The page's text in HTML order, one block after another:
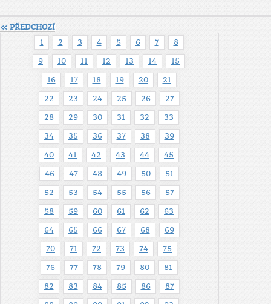
« PŘEDCHOZÍ
1
2 3 4 5 6 7 8
9 10 11 12 13 14 15
16 17 18 19 20 21
22 23 24 25 26 27
28 29 30 31 32 33
34 35 36 37 38 39
40 41 42 43 44 45
46 47 48 49 50 51
52 53 54 55 56 57
58 59 60 61 62 63
64 65 66 67 68 69
70 71 72 73 74 75
76 77 78 79 80 81
82 83 84 85 86 87